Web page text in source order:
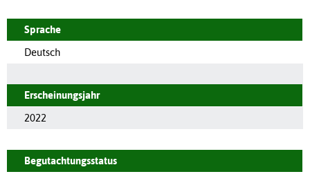
Sprache
Deutsch
Erscheinungsjahr
2022
Begutachtungsstatus